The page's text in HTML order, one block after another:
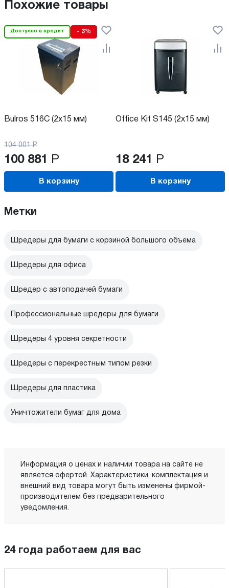
Похожие товары
Доступно в кредит - 3%
Bulros 516C (2x15 мм)
104 001 Р
100 881 Р
В корзину
Office Kit S145 (2x15 мм)
18 241 Р
В корзину
Метки
Шредеры для бумаги с корзиной большого объема
Шредеры для офиса
Шредер с автоподачей бумаги
Профессиональные шредеры для бумаги
Шредеры 4 уровня секретности
Шредеры с перекрестным типом резки
Шредеры для пластика
Уничтожители бумаг для дома
Информация о ценах и наличии товара на сайте не
является офертой. Характеристики, комплектация и
внешний вид товара могут быть изменены фирмой-
производителем без предварительного
уведомления.
24 года работаем для вас